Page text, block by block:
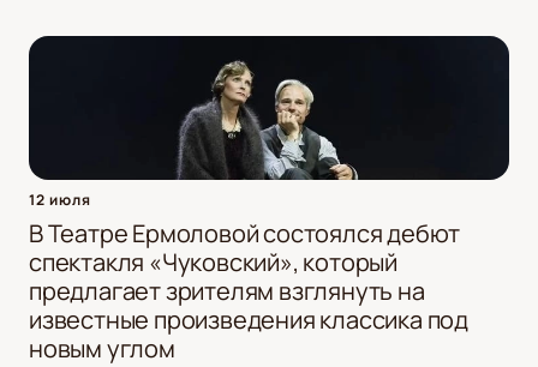
12 июля
В Театре Ермоловой состоялся дебют
спектакля «Чуковский», который
предлагает зрителям взглянуть на
известные произведения классика под
новым углом